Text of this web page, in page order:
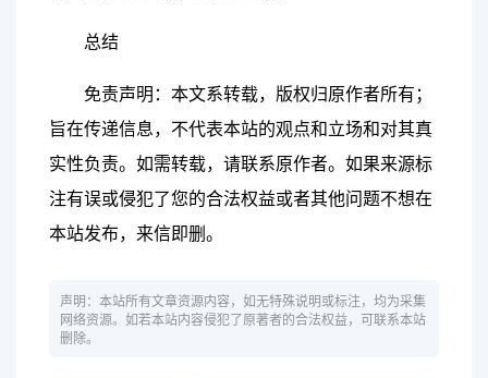
总结
免责声明：本文系转载，版权归原作者所有；
旨在传递信息，不代表本站的观点和立场和对其真
实性负责。如需转载，请联系原作者。如果来源标
注有误或侵犯了您的合法权益或者其他问题不想在
本站发布，来信即删。
声明：本站所有文章资源内容，如无特殊说明或标注，均为采集
网络资源。如若本站内容侵犯了原著者的合法权益，可联系本站
删除。